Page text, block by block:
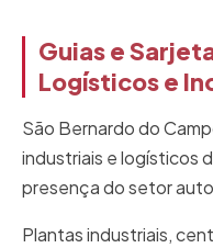
Guias e
Logísticos e
São Bernardo do
industriais e logísticos
presença do setor
Plantas industriais,